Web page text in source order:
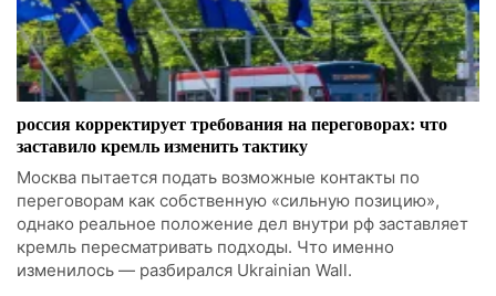
россия корректирует требования на переговорах: что
заставило кремль изменить тактику
Москва пытается подать возможные контакты по
переговорам как собственную «сильную позицию»,
однако реальное положение дел внутри рф заставляет
кремль пересматривать подходы. Что именно
изменилось — разбирался Ukrainian Wall.